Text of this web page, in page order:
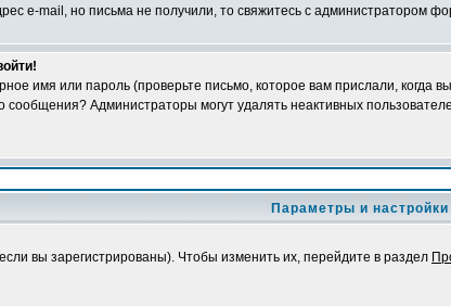
e-mail, но письма не получили, то свяжитесь с администратором
имя или пароль (проверьте письмо, которое вам прислали, когда
Администраторы могут удалять неактивных
Параметры и
вы зарегистрированы). Чтобы изменить их, перейдите в раздел